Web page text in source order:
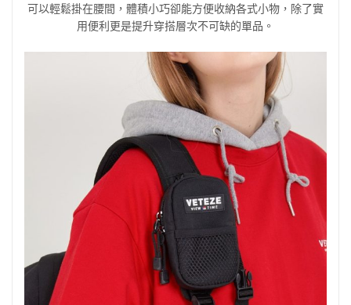
可以輕鬆掛在腰間，體積小巧卻能方便收納各式小物，除了實
用便利更是提升穿搭層次不可缺的單品。